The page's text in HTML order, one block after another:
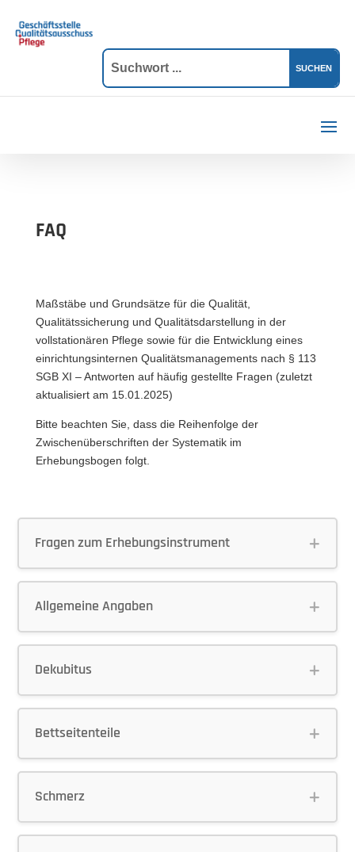
FAQ
Maßstäbe und Grundsätze für die Qualität,
Qualitätssicherung und Qualitätsdarstellung in der
vollstationären Pflege sowie für die Entwicklung eines
einrichtungsinternen Qualitätsmanagements nach § 113
SGB XI – Antworten auf häufig gestellte Fragen (zuletzt
aktualisiert am 15.01.2025)
Bitte beachten Sie, dass die Reihenfolge der
Zwischenüberschriften der Systematik im
Erhebungsbogen folgt.
Fragen zum Erhebungsinstrument
Allgemeine Angaben
Dekubitus
Bettseitenteile
Schmerz